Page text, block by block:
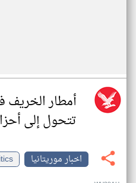
أمطار الخريف
تتحول إلى
اخبار موريتانيا